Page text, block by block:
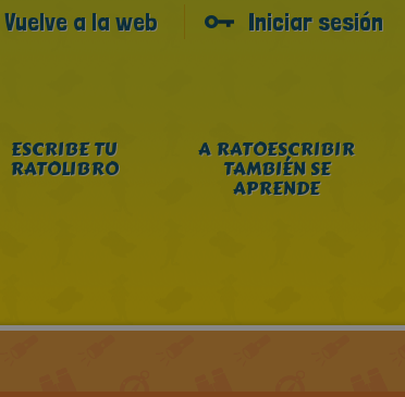
Vuelve a la web Iniciar sesión
ESCRIBE TU
RATOLIBRO
A RATOESCRIBIR
TAMBIÉN SE
APRENDE